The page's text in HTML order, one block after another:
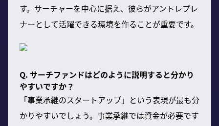
す。サーチャーを中心に据え、彼らがアントレプレ
ナーとして活躍できる環境を作ることが重要です。
Q. サーチファンドはどのように説明すると分かり
やすいですか？
「事業承継のスタートアップ」という表現が最も分
かりやすいでしょう。事業承継では資金が必要です